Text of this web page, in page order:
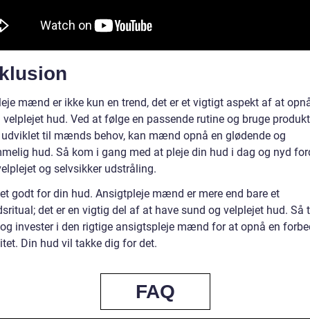
mænd er ikke kun en trend, det er et vigtigt aspekt af at
velplejet hud. Ved at følge en passende rutine og bruge
til mænds behov, kan mænd opnå en glødende og
hud. Så kom i gang med at pleje din hud i dag og nyd
og selvsikker udstråling.
godt for din hud. Ansigtpleje mænd er mere end bare et
det er en vigtig del af at have sund og velplejet hud. Så
invester i den rigtige ansigtspleje mænd for at opnå en
Din hud vil takke dig for det.
FAQ